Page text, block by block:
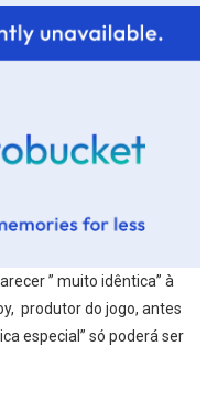
” muito idêntica” à
produtor do jogo, antes
especial” só poderá ser